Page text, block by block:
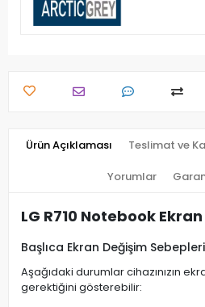
Ürün Açıklaması Teslimat ve
Yorumlar
LG R710 Notebook
Başlıca Ekran Değişim Sebepleri
Aşağıdaki durumlar cihazınızın
gerektiğini gösterebilir: